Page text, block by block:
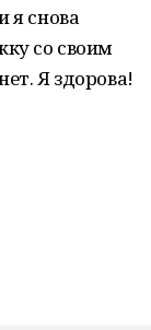
я снова
со своим
Я здорова!